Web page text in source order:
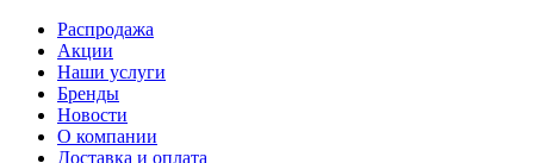
Распродажа
Акции
Наши услуги
Бренды
Новости
О компании
Доставка и оплата